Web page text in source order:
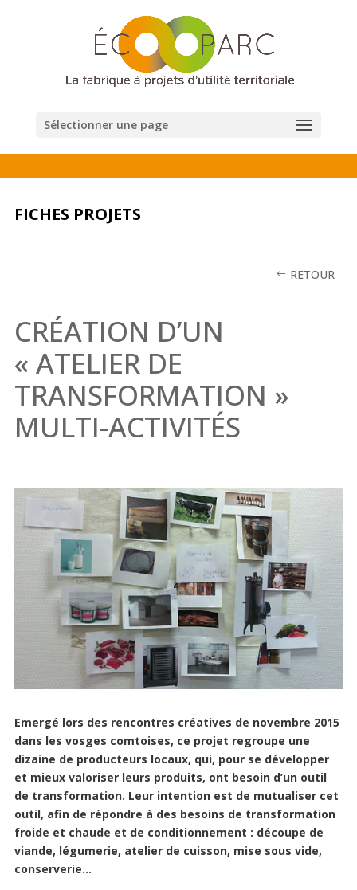
Sélectionner une page
FICHES PROJETS
RETOUR
CRÉATION D’UN
« ATELIER DE
TRANSFORMATION »
MULTI-ACTIVITÉS
Emergé lors des rencontres créatives de novembre 2015
dans les vosges comtoises, ce projet regroupe une
dizaine de producteurs locaux, qui, pour se développer
et mieux valoriser leurs produits, ont besoin d’un outil
de transformation. Leur intention est de mutualiser cet
outil, afin de répondre à des besoins de transformation
froide et chaude et de conditionnement : découpe de
viande, légumerie, atelier de cuisson, mise sous vide,
conserverie…